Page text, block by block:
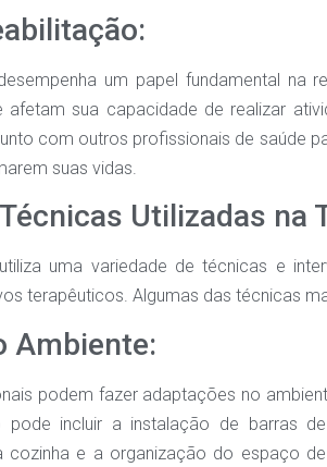
um papel fundamental na
sua capacidade de realizar
com outros profissionais de saúde
suas vidas.
Utilizadas na
uma variedade de técnicas e
terapêuticos. Algumas das técnicas
Ambiente:
podem fazer adaptações no
pode incluir a instalação de barras
cozinha e a organização do espaço